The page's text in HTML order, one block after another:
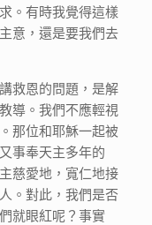
。有時我覺得這樣
意，還是要我們去
救恩的問題，是解
導。我們不應輕視
那位和耶穌一起被
事奉天主多年的
慈愛地，寬仁地接
。對此，我們是否
就眼紅呢？事實